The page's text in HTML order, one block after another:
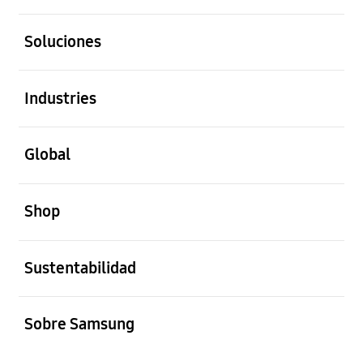
Soluciones
Industries
Global
Shop
Sustentabilidad
Sobre Samsung